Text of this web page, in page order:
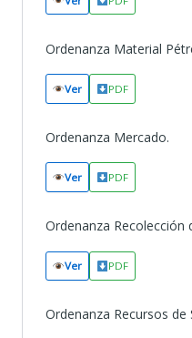
Ordenanza Material
Ver PDF
Ordenanza Mercado.
Ver PDF
Ordenanza Recolección
Ver PDF
Ordenanza Recursos de